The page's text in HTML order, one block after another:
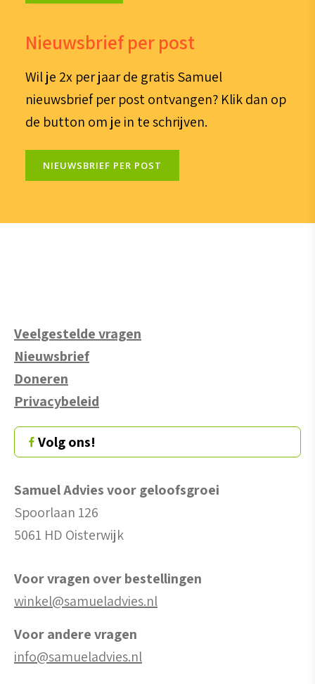
Nieuwsbrief per post
Wil je 2x per jaar de gratis Samuel
nieuwsbrief per post ontvangen? Klik dan op
de button om je in te schrijven.
NIEUWSBRIEF PER POST
Veelgestelde vragen
Nieuwsbrief
Doneren
Privacybeleid
Volg ons!
Samuel Advies voor geloofsgroei
Spoorlaan 126
5061 HD Oisterwijk
Voor vragen over bestellingen
winkel@samueladvies.nl
Voor andere vragen
info@samueladvies.nl